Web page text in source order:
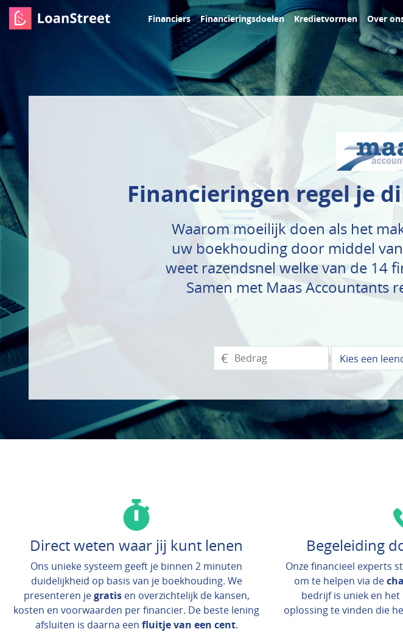
Financiers Financieringsdoelen Kredietvormen Over
Financieringen regel je
Waarom moeilijk doen als het
uw boekhouding door middel
weet razendsnel welke van de 14
Samen met Maas Accountants
€ Kies een
Direct weten waar jij kunt lenen
Ons unieke systeem geeft je binnen 2 minuten
duidelijkheid op basis van je boekhouding. We
presenteren jegratisen overzichtelijk de kansen,
kosten en voorwaarden per financier. De beste lening
afsluiten is daarna een fluitje van een cent.
Begeleiding
Onze financieel experts
om te helpen via de
bedrijf is uniek en
oplossing te vinden die